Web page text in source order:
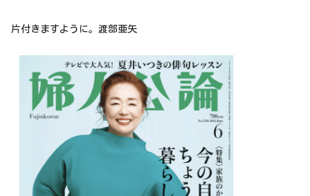
片付きますように。渡部亜矢